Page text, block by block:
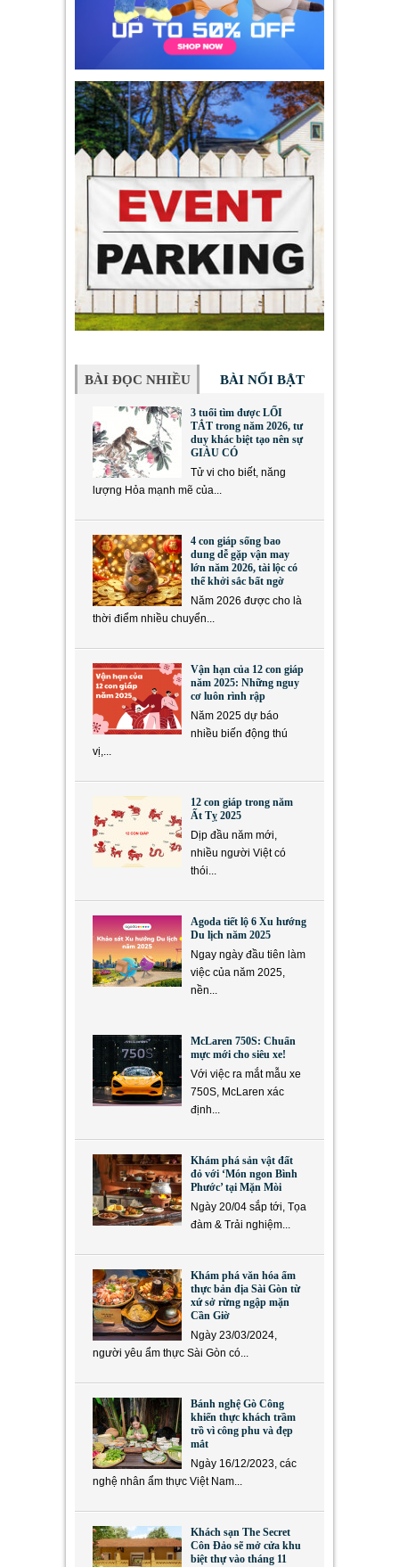
BÀI ĐỌC NHIỀU BÀI NỔI BẬT
3 tuổi tìm được LỐI
TẮT trong năm 2026, tư
duy khác biệt tạo nên sự
GIÀU CÓ
Tử vi cho biết, năng
lượng Hỏa mạnh mẽ của...
4 con giáp sống bao
dung dễ gặp vận may
lớn năm 2026, tài lộc có
thể khởi sắc bất ngờ
Năm 2026 được cho là
thời điểm nhiều chuyển...
Vận hạn của 12 con giáp
năm 2025: Những nguy
cơ luôn rình rập
Năm 2025 dự báo
nhiều biến động thú
vị,...
12 con giáp trong năm
Ất Tỵ 2025
Dịp đầu năm mới,
nhiều người Việt có
thói...
Agoda tiết lộ 6 Xu hướng
Du lịch năm 2025
Ngay ngày đầu tiên làm
việc của năm 2025,
nền...
McLaren 750S: Chuẩn
mực mới cho siêu xe!
Với việc ra mắt mẫu xe
750S, McLaren xác
định...
Khám phá sản vật đất
đỏ với ‘Món ngon Bình
Phước’ tại Mặn Mòi
Ngày 20/04 sắp tới, Tọa
đàm & Trải nghiệm...
Khám phá văn hóa ẩm
thực bản địa Sài Gòn từ
xứ sở rừng ngập mặn
Cần Giờ
Ngày 23/03/2024,
người yêu ẩm thực Sài Gòn có...
Bánh nghệ Gò Công
khiến thực khách trầm
trồ vì công phu và đẹp
mắt
Ngày 16/12/2023, các
nghệ nhân ẩm thực Việt Nam...
Khách sạn The Secret
Côn Đảo sẽ mở cửa khu
biệt thự vào tháng 11